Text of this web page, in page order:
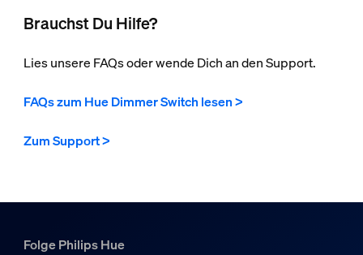
Brauchst Du Hilfe?
Lies unsere FAQs oder wende Dich an den Support.
FAQs zum Hue Dimmer Switch lesen >
Zum Support >
Folge Philips Hue